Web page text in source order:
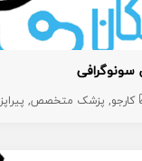
کارجو پزشک متخصص